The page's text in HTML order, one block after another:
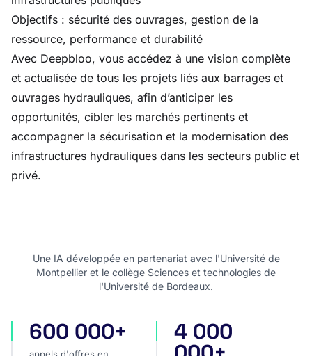
Objectifs : sécurité des ouvrages, gestion de la
ressource, performance et durabilité
Avec Deepbloo, vous accédez à une vision complète
et actualisée de tous les projets liés aux barrages et
ouvrages hydrauliques, afin d’anticiper les
opportunités, cibler les marchés pertinents et
accompagner la sécurisation et la modernisation des
infrastructures hydrauliques dans les secteurs public et
privé.
Une IA développée en partenariat avec l'Université de
Montpellier et le collège Sciences et technologies de
l'Université de Bordeaux.
appels d'offres en France
600 000+ appels d'offres
4 000